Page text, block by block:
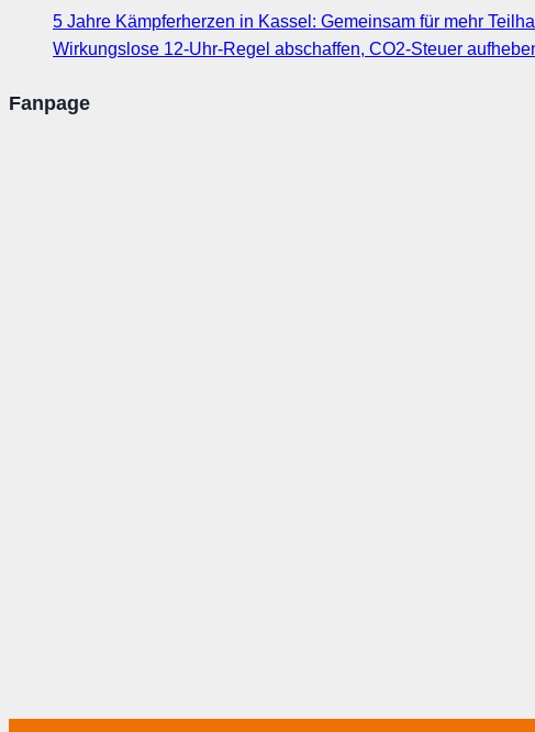
5 Jahre Kämpferherzen in Kassel: Gemeinsam für mehr
Wirkungslose 12-Uhr-Regel abschaffen, CO2-Steuer
Fanpage